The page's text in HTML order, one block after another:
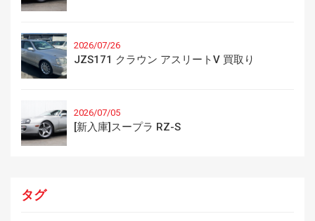
2026/07/26
JZS171 クラウン アスリートV 買取り
2026/07/05
[新入庫]スープラ RZ-S
タグ